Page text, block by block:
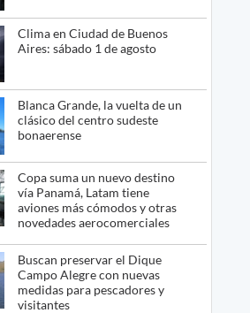
Clima en Ciudad de Buenos
Aires: sábado 1 de agosto
Blanca Grande, la vuelta de un
clásico del centro sudeste
bonaerense
Copa suma un nuevo destino
vía Panamá, Latam tiene
aviones más cómodos y otras
novedades aerocomerciales
Buscan preservar el Dique
Campo Alegre con nuevas
medidas para pescadores y
visitantes